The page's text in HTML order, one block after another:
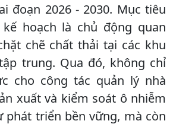
đoạn 2026 - 2030. Mục tiêu
hoạch là chủ động quan
chẽ chất thải tại các khu
trung. Qua đó, không chỉ
cho công tác quản lý nhà
xuất và kiểm soát ô nhiễm
phát triển bền vững, mà còn